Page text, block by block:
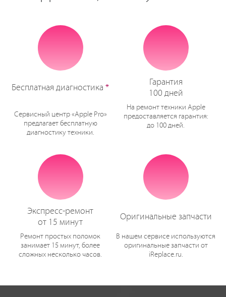
Бесплатная диагностика *
Сервисный центр «Apple Pro»
предлагает бесплатную
диагностику техники.
Гарантия
100 дней
На ремонт техники Apple
предоставляется гарантия:
до 100 дней.
Экспресс-ремонт
от 15 минут
Ремонт простых поломок
занимает 15 минут, более
сложных несколько часов.
Оригинальные запчасти
В нашем сервисе используются
оригинальные запчасти от
iReplace.ru.